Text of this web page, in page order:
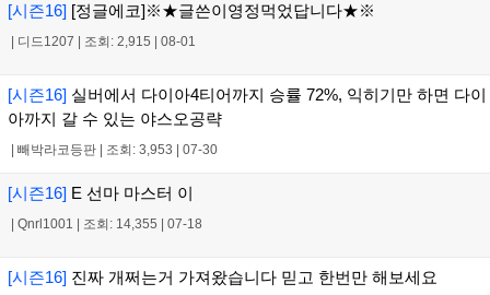
[시즌16] [정글에코]※★글쓴이영정먹었답니다★※
디드1207 조회: 2,915 08-01
[시즌16] 실버에서 다이아4티어까지 승률 72%, 익히기만 하면 다이
아까지 갈 수 있는 야스오공략
빼박라코등판 조회: 3,953 07-30
[시즌16] E 선마 마스터 이
Qnrl1001 조회: 14,355 07-18
[시즌16] 진짜 개쩌는거 가져왔습니다 믿고 한번만 해보세요